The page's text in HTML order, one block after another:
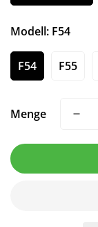
Modell: F54
F54 F55
Menge